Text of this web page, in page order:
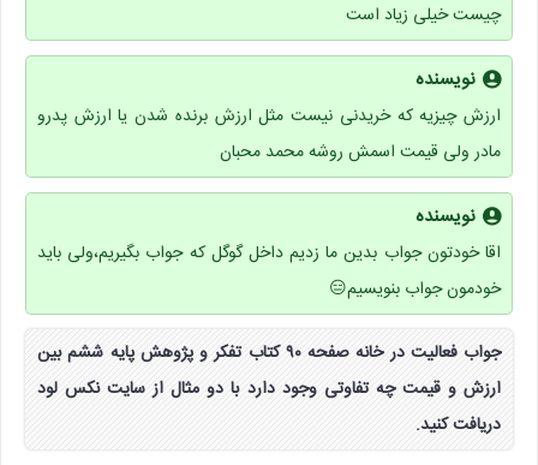
چیست خیلی زیاد است
نویسنده
ارزش چیزیه که خریدنی نیست مثل ارزش برنده شدن یا ارزش پدرو
مادر ولی قیمت اسمش روشه محمد محبان
نویسنده
اقا خودتون جواب بدین ما زدیم داخل گوگل که جواب بگیریم،ولی باید
خودمون جواب بنویسیم😑
جواب فعالیت در خانه صفحه ۹۰ کتاب تفکر و پژوهش پایه ششم بین
ارزش و قیمت چه تفاوتی وجود دارد با دو مثال از سایت نکس لود
دریافت کنید.